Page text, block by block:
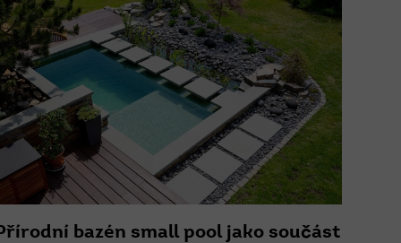
bazén small pool jako součást